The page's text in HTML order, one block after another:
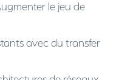
le jeu de
avec du transfer